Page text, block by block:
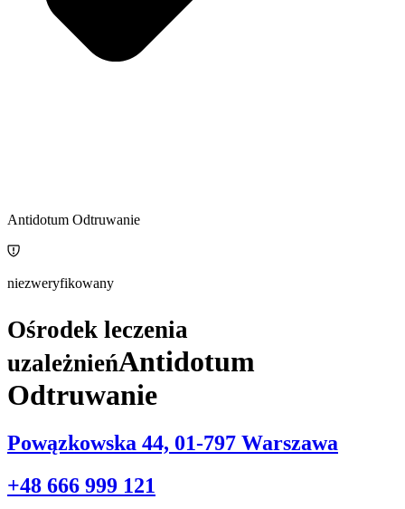
Antidotum Odtruwanie
niezweryfikowany
Ośrodek leczenia
uzależnieńAntidotum
Odtruwanie
Powązkowska 44, 01-797 Warszawa
+48 666 999 121